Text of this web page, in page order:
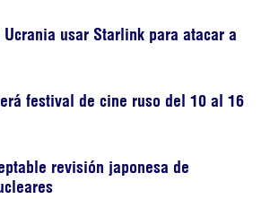
usar Starlink para atacar a
festival de cine ruso del 10 al 16
revisión japonesa de